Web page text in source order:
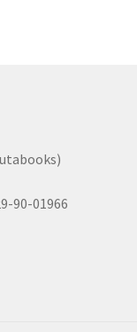
90-01966